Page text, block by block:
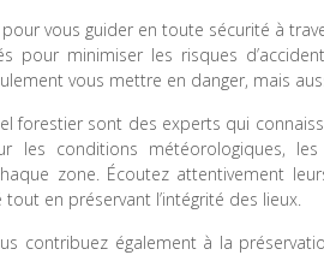
vous guider en toute sécurité à
pour minimiser les risques
vous mettre en danger, mais
forestier sont des experts qui
les conditions météorologiques,
zone. Écoutez attentivement
en préservant l’intégrité des lieux.
contribuez également à la